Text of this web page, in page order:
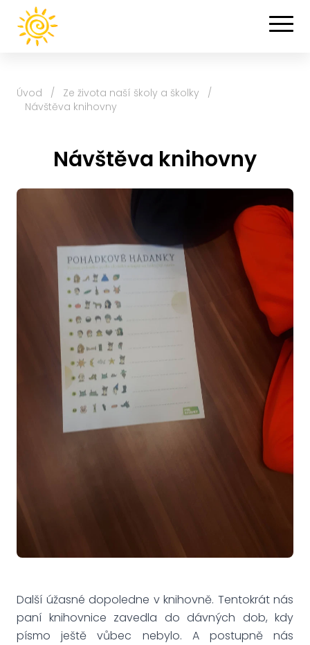
Úvod / Ze života naší školy a školky
/
Návštěva knihovny
Návštěva knihovny
Další úžasné dopoledne v knihovně. Tentokrát nás
paní knihovnice zavedla do dávných dob, kdy
písmo ještě vůbec nebylo. A postupně nás